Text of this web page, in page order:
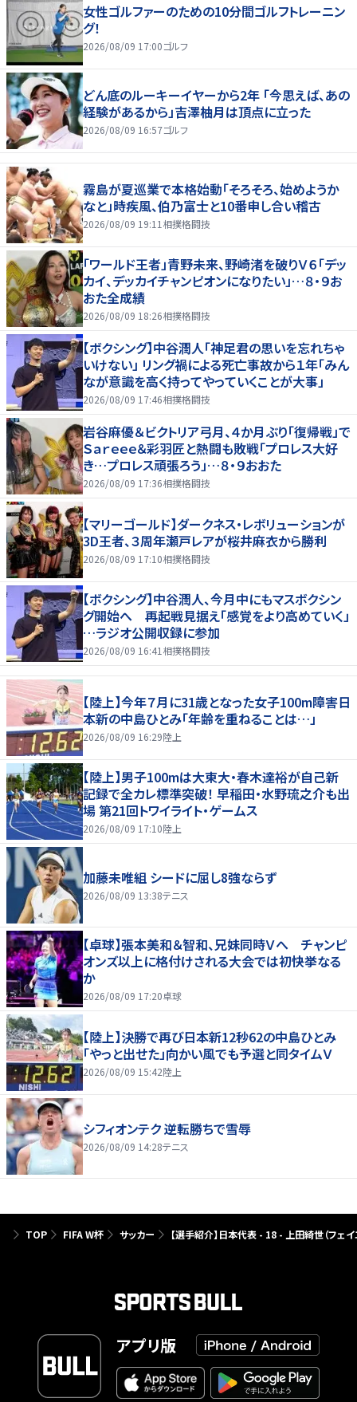
女性ゴルファーのための10分間ゴルフトレーニン
グ！
2026/08/09 17:00ゴルフ
どん底のルーキーイヤーから2年 「今思えば、あの
経験があるから」吉澤柚月は頂点に立った
2026/08/09 16:57ゴルフ
霧島が夏巡業で本格始動「そろそろ、始めようか
なと」時疾風、伯乃富士と10番申し合い稽古
2026/08/09 19:11 相撲格闘技
「ワールド王者」青野未来、野崎渚を破りＶ６「デッ
カイ、デッカイチャンピオンになりたい」…８・９お
おた全成績
2026/08/09 18:26相撲格闘技
【ボクシング】中谷潤人「神足君の思いを忘れちゃ
いけない」 リング禍による死亡事故から１年「みん
なが意識を高く持ってやっていくことが大事」
2026/08/09 17:46相撲格闘技
岩谷麻優＆ビクトリア弓月、４か月ぶり「復帰戦」で
Ｓａｒｅｅｅ＆彩羽匠と熱闘も敗戦「プロレス大好
き…プロレス頑張ろう」…８・９おおた
2026/08/09 17:36相撲格闘技
【マリーゴールド】ダークネス・レボリューションが
3D王者、３周年瀬戸レアが桜井麻衣から勝利
2026/08/09 17:10相撲格闘技
【ボクシング】中谷潤人、今月中にもマスボクシン
グ開始へ 再起戦見据え「感覚をより高めていく」
…ラジオ公開収録に参加
2026/08/09 16:41 相撲格闘技
【陸上】今年７月に31歳となった女子100m障害日
本新の中島ひとみ「年齢を重ねることは…」
2026/08/09 16:29陸上
【陸上】男子100mは大東大・春木達裕が自己新
記録で全カレ標準突破！ 早稲田・水野琉之介も出
場 第21回トワイライト・ゲームス
2026/08/09 17:10陸上
加藤未唯組 シードに屈し8強ならず
2026/08/09 13:38テニス
【卓球】張本美和＆智和、兄妹同時Ｖへ チャンピ
オンズ以上に格付けされる大会では初快挙なる
か
2026/08/09 17:20卓球
【陸上】決勝で再び日本新12秒62の中島ひとみ
「やっと出せた」向かい風でも予選と同タイムＶ
2026/08/09 15:42陸上
シフィオンテク 逆転勝ちで雪辱
2026/08/09 14:28テニス
TOP FIFA W杯 サッカー 【選手紹介】日本代表 - 18 - 上田綺世（フェ
アプリ版